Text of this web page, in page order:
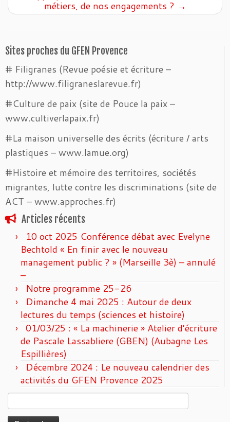
métiers, de nos engagements ? →
Sites proches du GFEN Provence
# Filigranes (Revue poésie et écriture –
http://www.filigraneslarevue.fr)
#Culture de paix (site de Pouce la paix –
www.cultiverlapaix.fr)
#La maison universelle des écrits (écriture / arts
plastiques – www.lamue.org)
#Histoire et mémoire des territoires, sociétés
migrantes, lutte contre les discriminations (site de
ACT – www.approches.fr)
Articles récents
10 oct 2025 Conférence débat avec Evelyne
Bechtold « En finir avec le nouveau
management public ? » (Marseille 3è) – annulé
–
Notre programme 25-26
Dimanche 4 mai 2025 : Autour de deux
lectures du temps (sciences et histoire)
01/03/25 : « La machinerie » Atelier d’écriture
de Pascale Lassabliere (GBEN) (Aubagne Les
Espillières)
Décembre 2024 : Le nouveau calendrier des
activités du GFEN Provence 2025